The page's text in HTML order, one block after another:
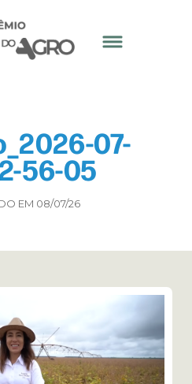
07-
56-05
EM 08/07/26